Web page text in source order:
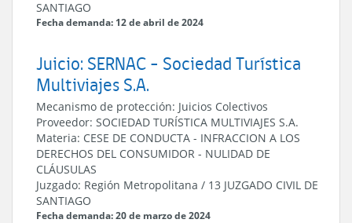
SANTIAGO
Fecha demanda: 12 de abril de 2024
Juicio: SERNAC - Sociedad Turística
Multiviajes S.A.
Mecanismo de protección: Juicios Colectivos
Proveedor: SOCIEDAD TURÍSTICA MULTIVIAJES S.A.
Materia: CESE DE CONDUCTA - INFRACCION A LOS
DERECHOS DEL CONSUMIDOR - NULIDAD DE
CLÁUSULAS
Juzgado: Región Metropolitana / 13 JUZGADO CIVIL DE
SANTIAGO
Fecha demanda: 20 de marzo de 2024